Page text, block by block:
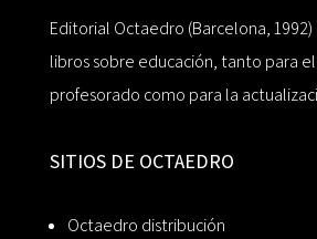
Editorial Octaedro (Barcelona,
libros sobre educación, tanto para
profesorado como para la
SITIOS DE OCTAEDRO
Octaedro distribución